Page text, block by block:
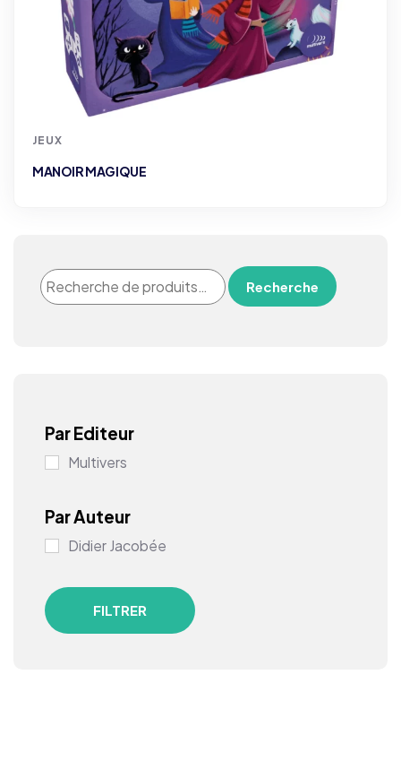
JEUX
MANOIR MAGIQUE
Recherche
Par Editeur
Multivers
Par Auteur
Didier Jacobée
FILTRER